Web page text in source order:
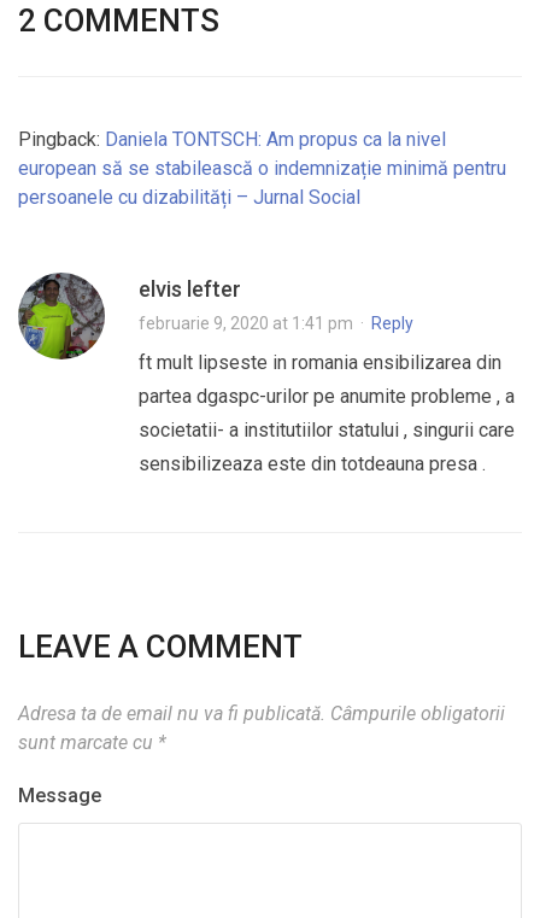
2 COMMENTS
Pingback: Daniela TONTSCH: Am propus ca la nivel
european să se stabilească o indemnizație minimă pentru
persoanele cu dizabilități – Jurnal Social
elvis lefter
februarie 9, 2020 at 1:41 pm · Reply
ft mult lipseste in romania ensibilizarea din
partea dgaspc-urilor pe anumite probleme , a
societatii- a institutiilor statului , singurii care
sensibilizeaza este din totdeauna presa .
LEAVE A COMMENT
Adresa ta de email nu va fi publicată. Câmpurile obligatorii
sunt marcate cu *
Message